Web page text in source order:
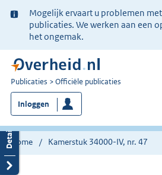
Ter
informatie:
Mogelijk ervaart u problemen
publicaties. We werken aan een
het ongemak.
U
bent
nu
hier:
Publicaties Officiële publicaties
Inloggen
Home Kamerstuk 34000-IV, nr. 47